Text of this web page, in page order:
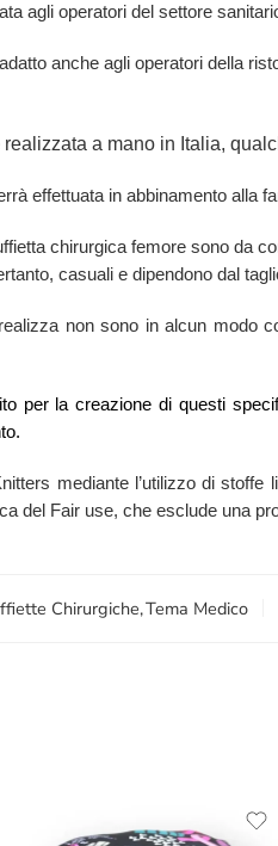
agli operatori del settore
anche agli operatori della
realizzata a mano in Italia,
effettuata in abbinamento alla
chirurgica femore sono da
casuali e dipendono dal
non sono in alcun modo
per la creazione di questi
mediante l’utilizzo di
del Fair use, che esclude una
Chirurgiche,Tema Medico